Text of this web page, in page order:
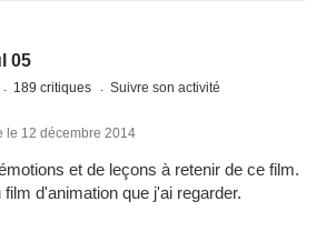
05
189 critiques Suivre son activité
le 12 décembre 2014
et de leçons à retenir de ce film.
d'animation que j'ai regarder.